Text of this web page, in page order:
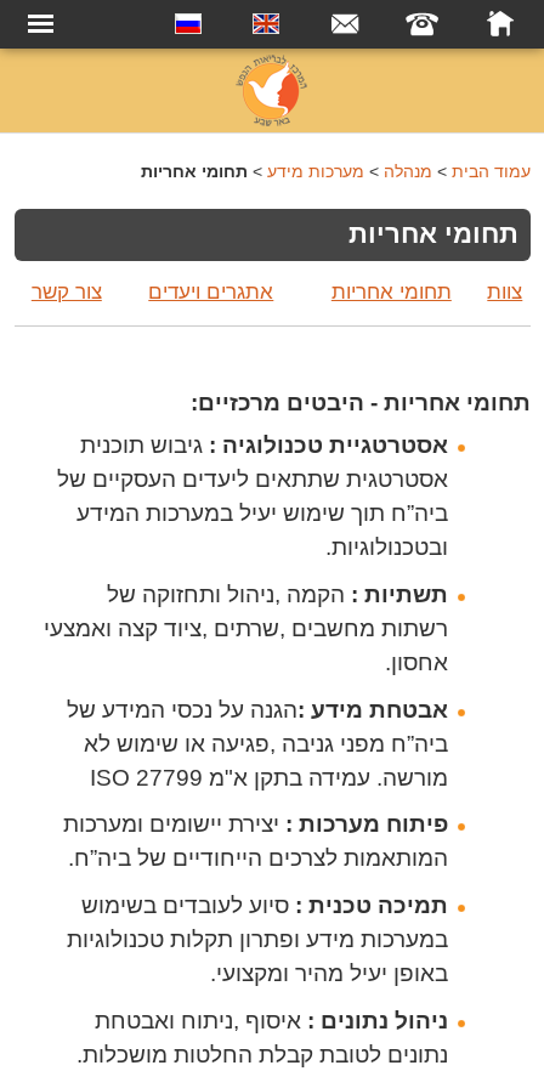
עמוד הבית > מנהלה > מערכות מידע > תחומי אחריות
תחומי אחריות
צוות תחומי אחריות אתגרים ויעדים צור קשר
תחומי אחריות - היבטים מרכזיים:
אסטרטגיית טכנולוגיה :גיבוש תוכנית
אסטרטגית שתתאים ליעדים העסקיים של
ביה”ח תוך שימוש יעיל במערכות המידע
ובטכנולוגיות.
תשתיות : הקמה ,ניהול ותחזוקה של
רשתות מחשבים ,שרתים ,ציוד קצה ואמצעי
אחסון.
אבטחת מידע :הגנה על נכסי המידע של
ביה”ח מפני גניבה ,פגיעה או שימוש לא
מורשה. עמידה בתקן א"מ ISO 27799
פיתוח מערכות : יצירת יישומים ומערכות
המותאמות לצרכים הייחודיים של ביה”ח.
תמיכה טכנית :סיוע לעובדים בשימוש
במערכות מידע ופתרון תקלות טכנולוגיות
באופן יעיל מהיר ומקצועי.
ניהול נתונים : איסוף ,ניתוח ואבטחת
נתונים לטובת קבלת החלטות מושכלות.